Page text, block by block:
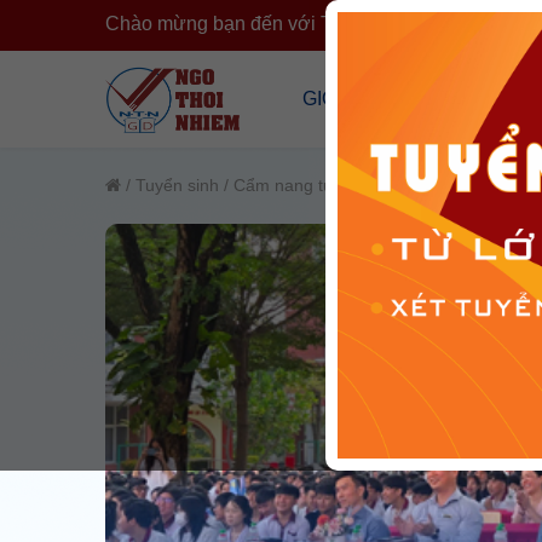
Chào mừng bạn đến với Trường Ngô Thời Nhiệm
GIỚI THIỆU
Tổng Quan Về Trường
Cơ Sở Vật Chất
Đội Ngũ Nhân Sự
Tổ Chức Đoàn Thể
CÔNG KHAI
Công Khai
Công Khai
Cải Cách
/ Tuyển sinh / Cẩm nang tuyển sinh